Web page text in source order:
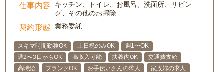
仕事内容
キッチン、トイレ、お風呂、洗面所、リビン
グ、その他のお掃除
契約形態 業務委託
スキマ時間勤務OK 土日祝のみOK
週1〜OK
週2〜3日からOK
高収入可能 扶養内OK
交通費支給
高時給
ブランクOK お手伝いさんの求人
家政婦の求人